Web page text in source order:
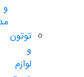
و
توتون
و
لوازم